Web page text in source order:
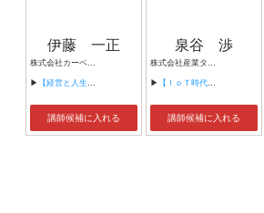
伊藤 一正
株式会社カーベル代表取締役社長 プロレスラーカーベル伊藤
▶ 【経営と人生がHappyになる3つのキーワード】
講師候補に入れる
泉谷 渉
株式会社産業タイムズ社 代表取締役会長 半導体産業新聞 特別編集委員
▶ 【ＩｏＴ時代にニッポンの製造業が一気に抜け出す！！ ～世界トップシェアのセンサーとロボットで戦え！】
講師候補に入れる